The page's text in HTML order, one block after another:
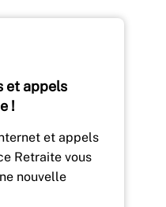
et appels
!
et appels
Retraite vous
nouvelle